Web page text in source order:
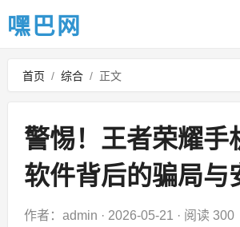
嘿巴网
首页 / 综合 / 正文
警惕！王者荣耀手
软件背后的骗局与
作者：admin · 2026-05-21 · 阅读 300